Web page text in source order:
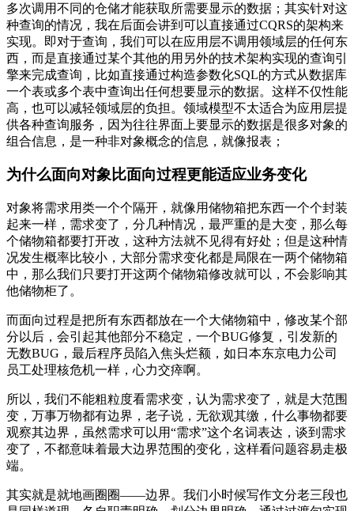
多次调用不同的仓储才能获取所需要显示的数据；其实针对这
种查询的情况，我在后面会讲到可以直接通过CQRS的架构来
实现。即对于查询，我们可以在应用层不调用领域层的任何东
西，而是直接通过某个其他的用另外的技术架构实现的查询引
擎来完成查询，比如直接通过构造参数化SQL的方式从数据库
一个表或多个表中查询出任何想要显示的数据。这样不仅性能
高，也可以减轻领域层的负担。领域模型不太适合为应用层提
供各种查询服务，因为往往界面上要显示的数据是很多对象的
组合信息，是一种非对象概念的信息，就像报表；
为什么面向对象比面向过程更能适应业务变化
对象将需求用类一个个隔开，就像用储物箱把东西一个个封装
起来一样，需求变了，分几种情况，最严重的是大变，那么每
个储物箱都要打开改，这种方法就不见得有好处；但是这种情
况发生概率比较小，大部分需求变化都是局限在一两个储物箱
中，那么我们只要打开这两个储物箱修改就可以，不会影响其
他储物柜了。
而面向过程是把所有东西都放在一个大储物箱中，修改某个部
分以后，会引起其他部分不稳定，一个BUG修复，引发新的
无数BUG，最后程序员陷入焦头烂额，如日本东京电力公司
员工处理核危机一样，心力交瘁啊。
所以，我们不能粗粒度看需求变，认为需求变了，就是大范围
变，万事万物都有边界，老子说，无欲观其缴，什么事物都要
观察其边界，虽然需求可以用“需求”这个名词表达，谈到需求
变了，不都意味着最大边界范围的变化，这样看问题容易走极
端。
其实就是就地画圈圈——边界。我们小时候写作文分老三段也